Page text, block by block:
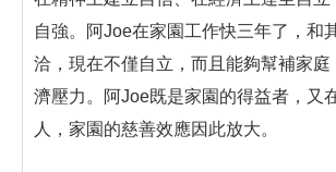
自強。阿Joe在家園工作快三年了，和
洽，現在不僅自立，而且能夠幫補家庭
濟壓力。阿Joe既是家園的得益者，又
人，家園的慈善效應因此放大。